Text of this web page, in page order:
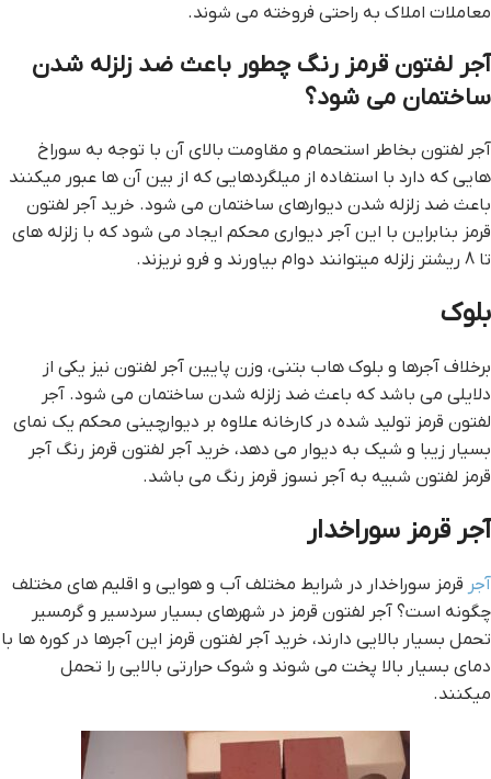
معاملات املاک به راحتی فروخته می شوند.
آجر لفتون قرمز رنگ چطور باعث ضد زلزله شدن
ساختمان می شود؟
آجر لفتون بخاطر استحمام و مقاومت بالای آن با توجه به سوراخ
هایی که دارد با استفاده از میلگردهایی که از بین آن ها عبور میکنند
باعث ضد زلزله شدن دیوارهای ساختمان می شود. خرید آجر لفتون
قرمز بنابراین با این آجر دیواری محکم ایجاد می شود که با زلزله های
تا 8 ریشتر زلزله میتوانند دوام بیاورند و فرو نریزند.
بلوک
برخلاف آجرها و بلوک هاب بتنی، وزن پایین آجر لفتون نیز یکی از
دلایلی می باشد که باعث ضد زلزله شدن ساختمان می شود. آجر
لفتون قرمز تولید شده در کارخانه علاوه بر دیوارچینی محکم یک نمای
بسیار زیبا و شیک به دیوار می دهد، خرید آجر لفتون قرمز رنگ آجر
قرمز لفتون شبیه به آجر نسوز قرمز رنگ می باشد.
آجر قرمز سوراخدار
آجر قرمز سوراخدار در شرایط مختلف آب و هوایی و اقلیم های مختلف
چگونه است؟ آجر لفتون قرمز در شهرهای بسیار سردسیر و گرمسیر
تحمل بسیار بالایی دارند، خرید آجر لفتون قرمز این آجرها در کوره ها با
دمای بسیار بالا پخت می شوند و شوک حرارتی بالایی را تحمل
میکنند.